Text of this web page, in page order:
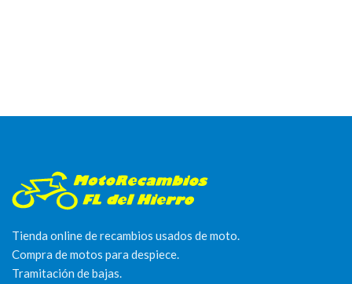
Tienda online de recambios usados de moto.
Compra de motos para despiece.
Tramitación de bajas.